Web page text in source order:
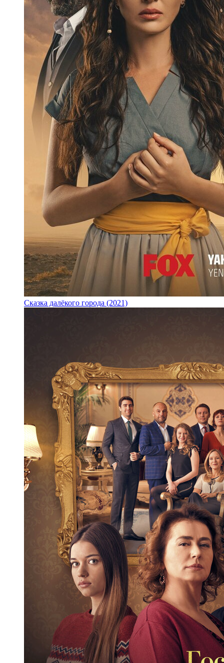
Сказка далёкого города (2021)